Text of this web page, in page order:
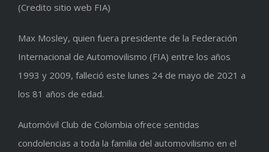
(Credito sitio web FIA)
Max Mosley, quien fuera presidente de la Federación
Internacional de Automovilismo (FIA) entre los años
1993 y 2009, falleció este lunes 24 de mayo de 2021 a
los 81 años de edad.
Automóvil Club de Colombia ofrece sentidas
condolencias a toda la familia del automovilismo en el